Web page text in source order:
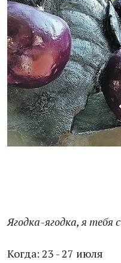
Ягодка-ягодка, я
Когда: 23 - 27 июля